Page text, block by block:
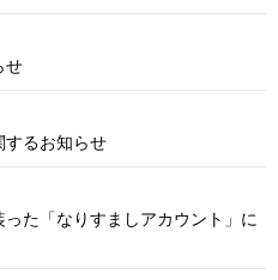
せ
するお知らせ
った「なりすましアカウント」に